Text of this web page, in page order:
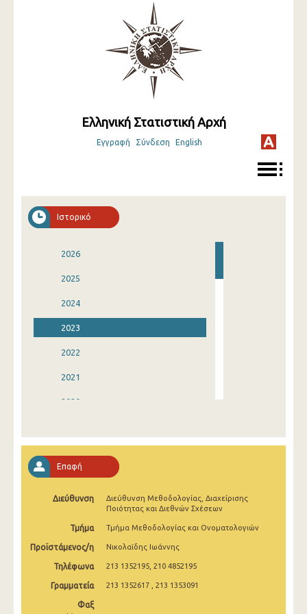
Ελληνική Στατιστική Αρχή
Εγγραφή Σύνδεση English
Ιστορικό
2026
2025
2024
2023
2022
2021
2020
2017
2016
2015
2014
2012
Επαφή
Διεύθυνση
Διεύθυνση Μεθοδολογίας, Διαχείρισης
Ποιότητας και Διεθνών Σχέσεων
Τμήμα Τμήμα Μεθοδολογίας και Ονοματολογιών
Προϊστάμενος/η Νικολαϊδης Ιωάννης
Τηλέφωνα 213 1352195, 210 4852195
Γραμματεία 213 1352617 , 213 1353091
Φαξ